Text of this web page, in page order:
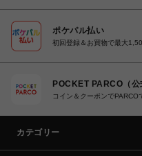
ポケパル払い
初回登録＆お買物で最大
POCKET PARCO（公
コイン＆クーポンでPARCO
カテゴリー